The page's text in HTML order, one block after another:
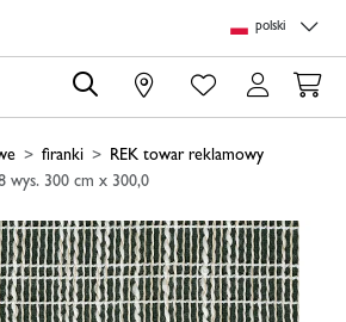
polski
0
firanki
REK towar reklamowy
wys. 300 cm x 300,0